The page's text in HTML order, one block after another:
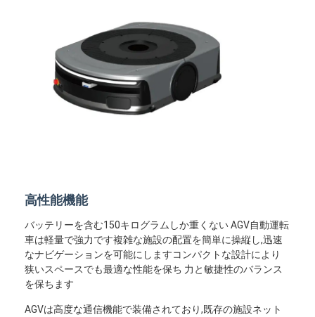
高性能機能
バッテリーを含む150キログラムしか重くない AGV自動運転
車は軽量で強力です複雑な施設の配置を簡単に操縦し,迅速
なナビゲーションを可能にしますコンパクトな設計により
狭いスペースでも最適な性能を保ち 力と敏捷性のバランス
を保ちます
AGVは高度な通信機能で装備されており,既存の施設ネット